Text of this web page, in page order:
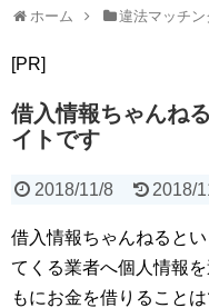
ホーム 違法マッチン
[PR]
借入情報ちゃんね
イトです
2018/11/8 2018/
借入情報ちゃんねると
てくる業者へ個人情報
もにお金を借りることは